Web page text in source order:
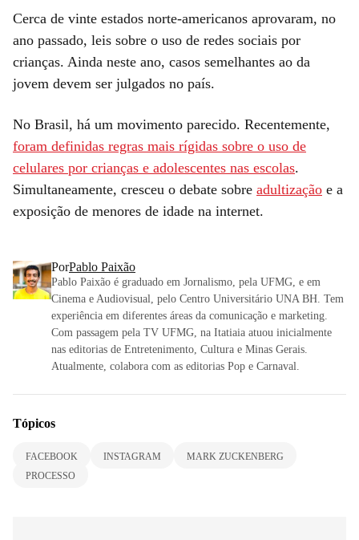
Cerca de vinte estados norte-americanos aprovaram, no
ano passado, leis sobre o uso de redes sociais por
crianças. Ainda neste ano, casos semelhantes ao da
jovem devem ser julgados no país.
No Brasil, há um movimento parecido. Recentemente,
foram definidas regras mais rígidas sobre o uso de
celulares por crianças e adolescentes nas escolas.
Simultaneamente, cresceu o debate sobre adultização e a
exposição de menores de idade na internet.
PorPablo Paixão
Pablo Paixão é graduado em Jornalismo, pela UFMG, e em
Cinema e Audiovisual, pelo Centro Universitário UNA BH. Tem
experiência em diferentes áreas da comunicação e marketing.
Com passagem pela TV UFMG, na Itatiaia atuou inicialmente
nas editorias de Entretenimento, Cultura e Minas Gerais.
Atualmente, colabora com as editorias Pop e Carnaval.
Tópicos
FACEBOOK INSTAGRAM
MARK ZUCKENBERG
PROCESSO